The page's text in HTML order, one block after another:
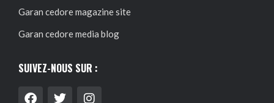
Garan cedore magazine site
Garan cedore media blog
SUIVEZ-NOUS SUR :